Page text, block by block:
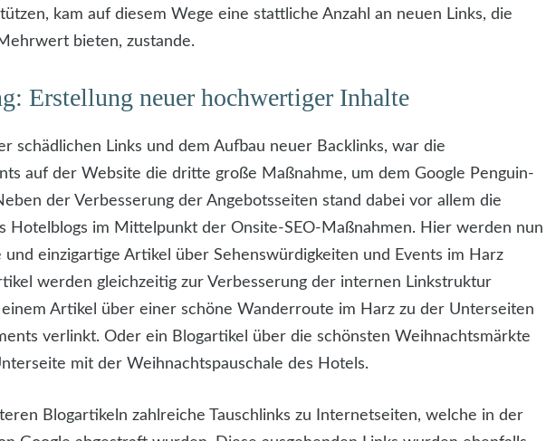
kam auf diesem Wege eine stattliche Anzahl an neuen Links, die
bieten, zustande.
Erstellung neuer hochwertiger Inhalte
schädlichen Links und dem Aufbau neuer Backlinks, war die
auf der Website die dritte große Maßnahme, um dem Google Penguin-
der Verbesserung der Angebotsseiten stand dabei vor allem die
Hotelblogs im Mittelpunkt der Onsite-SEO-Maßnahmen. Hier werden nun
einzigartige Artikel über Sehenswürdigkeiten und Events im Harz
werden gleichzeitig zur Verbesserung der internen Linkstruktur
einem Artikel über einer schöne Wanderroute im Harz zu der Unterseiten
verlinkt. Oder ein Blogartikel über die schönsten Weihnachtsmärkte
mit der Weihnachtspauschale des Hotels.
Blogartikeln zahlreiche Tauschlinks zu Internetseiten, welche in der